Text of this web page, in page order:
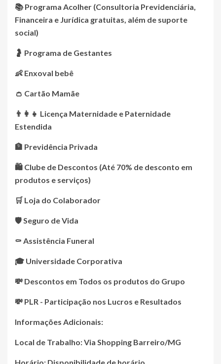
📚 Programa Acolher (Consultoria Previdenciária,
Financeira e Jurídica gratuitas, além de suporte
social)
🤰 Programa de Gestantes
👶 Enxoval bebê
👛 Cartão Mamãe
👨‍👩‍👧 Licença Maternidade e Paternidade
Estendida
🏦 Previdência Privada
🛍️ Clube de Descontos (Até 70% de desconto em
produtos e serviços)
🛒 Loja do Colaborador
🛡️ Seguro de Vida
⚰️ Assistência Funeral
🎓 Universidade Corporativa
💸 Descontos em Todos os produtos do Grupo
💸 PLR - Participação nos Lucros e Resultados
Informações Adicionais:
Local de Trabalho: Via Shopping Barreiro/MG